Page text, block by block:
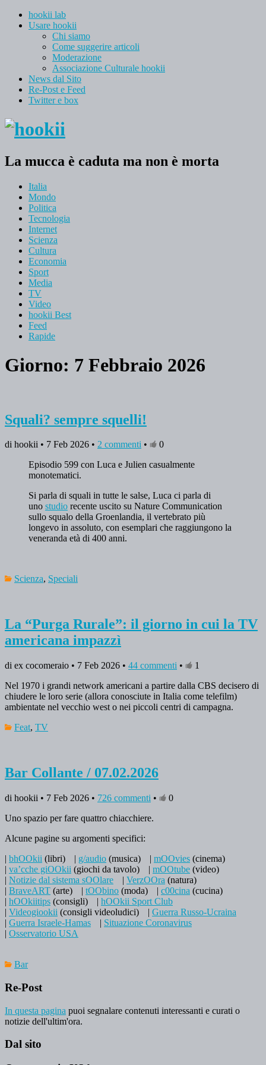
hookii lab
Usare hookii
Chi siamo
Come suggerire articoli
Moderazione
Associazione Culturale hookii
News dal Sito
Re-Post e Feed
Twitter e box
La mucca è caduta ma non è morta
Italia
Mondo
Politica
Tecnologia
Internet
Scienza
Cultura
Economia
Sport
Media
TV
Video
hookii Best
Feed
Rapide
Giorno: 7 Febbraio 2026
Squali? sempre squelli!
di hookii • 7 Feb 2026 • 2 commenti •
0
Episodio 599 con Luca e Julien casualmente
monotematici.
Si parla di squali in tutte le salse, Luca ci parla di
uno studio recente uscito su Nature Communication
sullo squalo della Groenlandia, il vertebrato più
longevo in assoluto, con esemplari che raggiungono la
veneranda età di 400 anni.
Scienza, Speciali
La “Purga Rurale”: il giorno in cui la TV
americana impazzì
di ex cocomeraio • 7 Feb 2026 • 44 commenti •
1
Nel 1970 i grandi network americani a partire dalla CBS decisero di
chiudere le loro serie (allora conosciute in Italia come telefilm)
ambientate nel vecchio west o nei piccoli centri di campagna.
Feat, TV
Bar Collante / 07.02.2026
di hookii • 7 Feb 2026 • 726 commenti •
0
Uno spazio per fare quattro chiacchiere.
Alcune pagine su argomenti specifici:
| bhOOkii (libri) | g/audio (musica) | mOOvies (cinema)
| va’cche giOOkii (giochi da tavolo) | mOOtube (video)
| Notizie dal sistema sOOlare | VerzOOra (natura)
| BraveART (arte) | tOObino (moda) | c00cina (cucina)
| hOOkiitips (consigli) | hOOkii Sport Club
| Videogiookii (consigli videoludici) | Guerra Russo-Ucraina
| Guerra Israele-Hamas | Situazione Coronavirus
| Osservatorio USA
Bar
Re-Post
In questa pagina puoi segnalare contenuti interessanti e curati o
notizie dell'ultim'ora.
Dal sito